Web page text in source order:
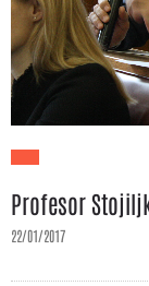
Profesor
22/01/2017